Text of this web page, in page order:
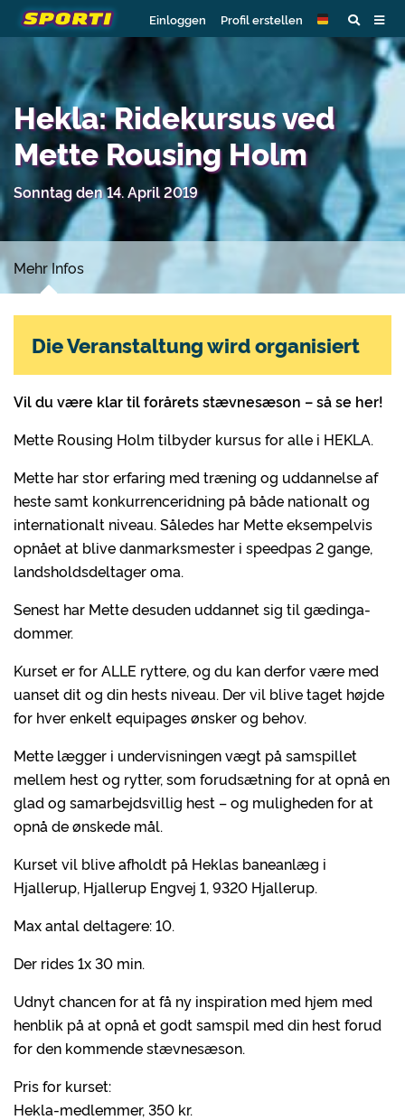
Einloggen Profil erstellen
Hekla: Ridekursus ved
Mette Rousing Holm
Sonntag den 14. April 2019
Mehr Infos
Vil du være klar til forårets stævnesæson – så se her!
Mette Rousing Holm tilbyder kursus for alle i HEKLA.
Mette har stor erfaring med træning og uddannelse af
heste samt konkurrenceridning på både nationalt og
internationalt niveau. Således har Mette eksempelvis
opnået at blive danmarksmester i speedpas 2 gange,
landsholdsdeltager oma.
Senest har Mette desuden uddannet sig til gædinga-
dommer.
Kurset er for ALLE ryttere, og du kan derfor være med
uanset dit og din hests niveau. Der vil blive taget højde
for hver enkelt equipages ønsker og behov.
Mette lægger i undervisningen vægt på samspillet
mellem hest og rytter, som forudsætning for at opnå en
glad og samarbejdsvillig hest – og muligheden for at
opnå de ønskede mål.
Kurset vil blive afholdt på Heklas baneanlæg i
Hjallerup, Hjallerup Engvej 1, 9320 Hjallerup.
Max antal deltagere: 10.
Der rides 1x 30 min.
Udnyt chancen for at få ny inspiration med hjem med
henblik på at opnå et godt samspil med din hest forud
for den kommende stævnesæson.
Pris for kurset:
Hekla-medlemmer, 350 kr.
Die Veranstaltung wird organisiert